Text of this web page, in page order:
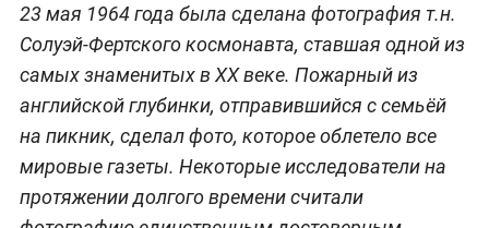
23 мая 1964 года была сделана фотография т.н.
Солуэй-Фертского космонавта, ставшая одной из
самых знаменитых в ХХ веке. Пожарный из
английской глубинки, отправившийся с семьёй
на пикник, сделал фото, которое облетело все
мировые газеты. Некоторые исследователи на
протяжении долгого времени считали